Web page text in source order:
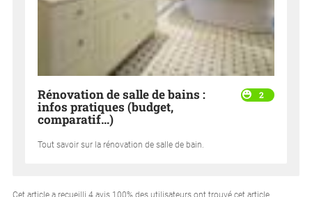
2
Rénovation de salle de bains :
infos pratiques (budget,
comparatif…)
Tout savoir sur la rénovation de salle de bain.
Cet article a recueilli 4 avis. 100% des utilisateurs ont trouvé cet article